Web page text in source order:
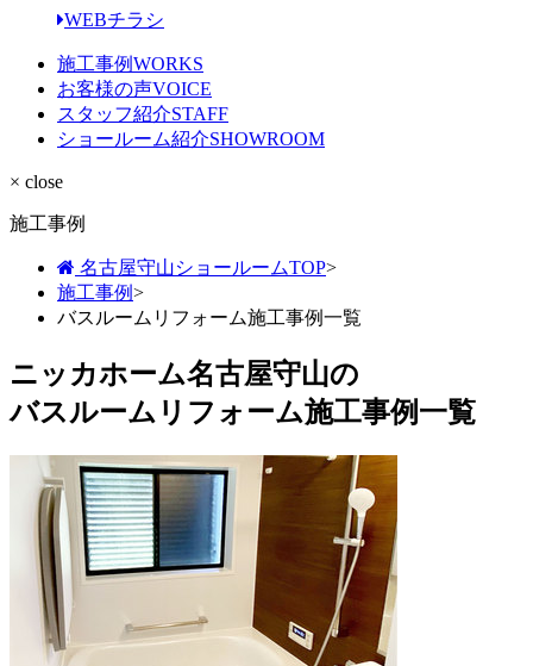
WEBチラシ
施工事例WORKS
お客様の声VOICE
スタッフ紹介STAFF
ショールーム紹介SHOWROOM
× close
施工事例
名古屋守山ショールームTOP>
施工事例>
バスルームリフォーム施工事例一覧
ニッカホーム名古屋守山の
バスルームリフォーム施工事例一覧